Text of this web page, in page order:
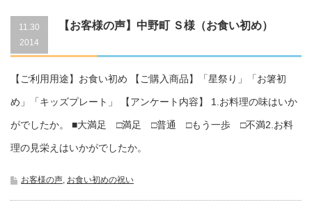
11.30
2014
【お客様の声】中野町 Ｓ様（お食い初め）
【ご利用用途】お食い初め 【ご購入商品】「星祭り」「お箸初
め」「キッズプレート」 【アンケート内容】 1.お料理の味はいか
がでしたか。 ■大満足 □満足 □普通 □もう一歩 □不満2.お料
理の見栄えはいかがでしたか。
お客様の声, お食い初めの祝い